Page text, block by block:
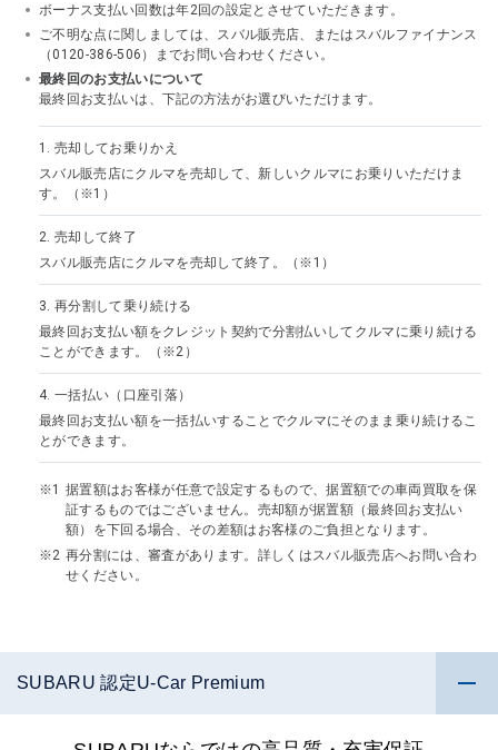
ボーナス支払い回数は年2回の設定とさせていただきます。
ご不明な点に関しましては、スバル販売店、またはスバルファイナンス
（0120-386-506）までお問い合わせください。
最終回のお支払いについて
最終回お支払いは、下記の方法がお選びいただけます。
1. 売却してお乗りかえ
スバル販売店にクルマを売却して、新しいクルマにお乗りいただけま
す。（※1）
2. 売却して終了
スバル販売店にクルマを売却して終了。（※1）
3. 再分割して乗り続ける
最終回お支払い額をクレジット契約で分割払いしてクルマに乗り続ける
ことができます。（※2）
4. 一括払い（口座引落）
最終回お支払い額を一括払いすることでクルマにそのまま乗り続けるこ
とができます。
据置額はお客様が任意で設定するもので、据置額での車両買取を保
証するものではございません。売却額が据置額（最終回お支払い
額）を下回る場合、その差額はお客様のご負担となります。
再分割には、審査があります。詳しくはスバル販売店へお問い合わ
せください。
SUBARU 認定U-Car Premium